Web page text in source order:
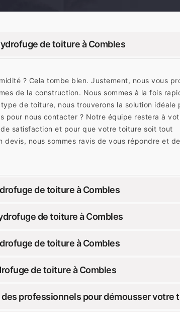
de toiture à Combles
? Cela tombe bien. Justement, nous vous
de la construction. Nous sommes à la fois
de toiture, nous trouverons la solution idéale
pour nous contacter ? Notre équipe restera à
satisfaction et pour que votre toiture soit tout
devis, nous sommes ravis de vous répondre et de
de toiture à Combles
de toiture à Combles
de toiture à Combles
de toiture à Combles
des professionnels pour démousser votre